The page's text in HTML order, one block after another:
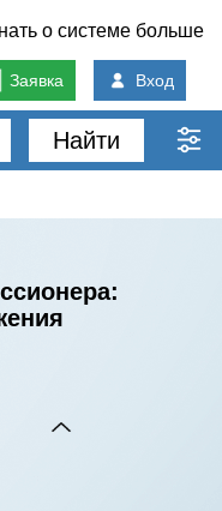
о системе больше
Заявка Вход
Найти